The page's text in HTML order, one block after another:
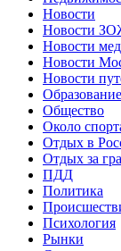
Новости
Новости
Новости
Новости
Новости
Образование
Общество
Около
Отдых в
Отдых за
ПДД
Политика
Психология
Рынки